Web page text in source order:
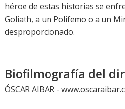
héroe de estas historias se
Goliath, a un Polifemo o a un
desproporcionado.
Biofilmografía del
ÓSCAR AIBAR -